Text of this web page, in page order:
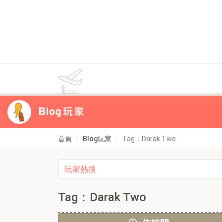
首頁 Blog玩家 Tag：Darak Two
Tag：Darak Two